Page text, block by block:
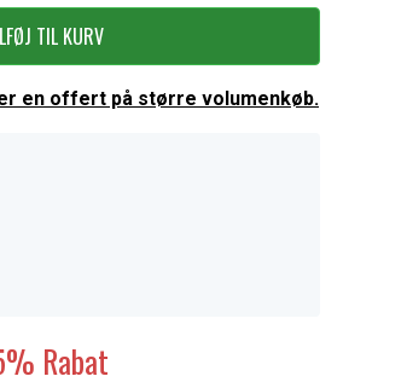
TIL KURV
en offert på større volumenkøb.
Rabat